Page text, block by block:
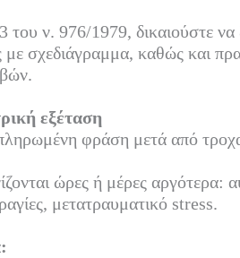
ν. 976/1979, δικαιούστε να
με σχεδιάγραμμα, καθώς και
εξέταση
φράση μετά από
ώρες ή μέρες αργότερα:
μετατραυματικό stress.